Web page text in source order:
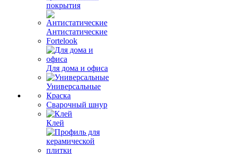
покрытия
Антистатические
Fortelook
Для дома и офиса
Универсальные
Краска
Сварочный шнур
Клей